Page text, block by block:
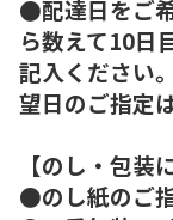
●配達日をご
ら数えて10日
記入ください
望日のご指定
【のし・包装
●のし紙のご